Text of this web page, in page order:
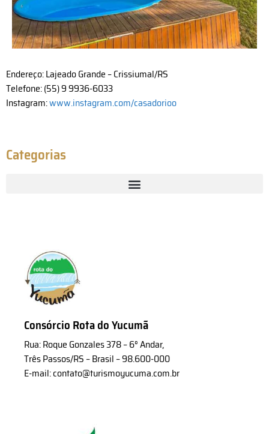
Endereço: Lajeado Grande – Crissiumal/RS
Telefone: (55) 9 9936-6033
Instagram:www.instagram.com/casadorioo
Categorias
Consórcio Rota do Yucumã
Rua: Roque Gonzales 378 – 6° Andar,
Três Passos/RS – Brasil – 98.600-000
E-mail: contato@turismoyucuma.com.br